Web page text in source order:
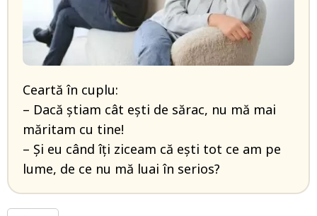
Ceartă în cuplu:
– Dacă știam cât ești de sărac, nu mă mai
măritam cu tine!
– Și eu când îți ziceam că ești tot ce am pe
lume, de ce nu mă luai în serios?